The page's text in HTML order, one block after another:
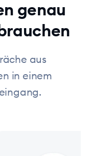
genau
aus
in einem